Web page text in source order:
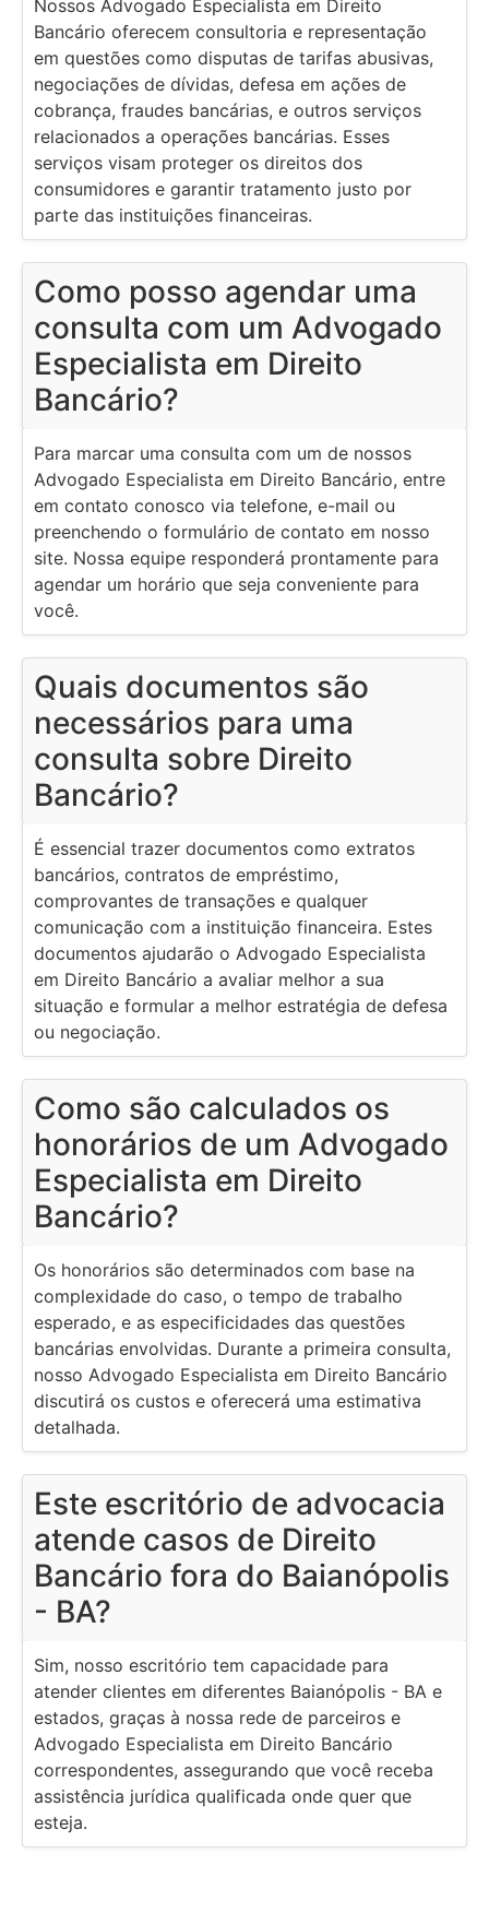
Nossos Advogado Especialista em Direito
Bancário oferecem consultoria e representação
em questões como disputas de tarifas abusivas,
negociações de dívidas, defesa em ações de
cobrança, fraudes bancárias, e outros serviços
relacionados a operações bancárias. Esses
serviços visam proteger os direitos dos
consumidores e garantir tratamento justo por
parte das instituições financeiras.
Como posso agendar uma
consulta com um Advogado
Especialista em Direito
Bancário?
Para marcar uma consulta com um de nossos
Advogado Especialista em Direito Bancário, entre
em contato conosco via telefone, e-mail ou
preenchendo o formulário de contato em nosso
site. Nossa equipe responderá prontamente para
agendar um horário que seja conveniente para
você.
Quais documentos são
necessários para uma
consulta sobre Direito
Bancário?
É essencial trazer documentos como extratos
bancários, contratos de empréstimo,
comprovantes de transações e qualquer
comunicação com a instituição financeira. Estes
documentos ajudarão o Advogado Especialista
em Direito Bancário a avaliar melhor a sua
situação e formular a melhor estratégia de defesa
ou negociação.
Como são calculados os
honorários de um Advogado
Especialista em Direito
Bancário?
Os honorários são determinados com base na
complexidade do caso, o tempo de trabalho
esperado, e as especificidades das questões
bancárias envolvidas. Durante a primeira consulta,
nosso Advogado Especialista em Direito Bancário
discutirá os custos e oferecerá uma estimativa
detalhada.
Este escritório de advocacia
atende casos de Direito
Bancário fora do Baianópolis
- BA?
Sim, nosso escritório tem capacidade para
atender clientes em diferentes Baianópolis - BA e
estados, graças à nossa rede de parceiros e
Advogado Especialista em Direito Bancário
correspondentes, assegurando que você receba
assistência jurídica qualificada onde quer que
esteja.